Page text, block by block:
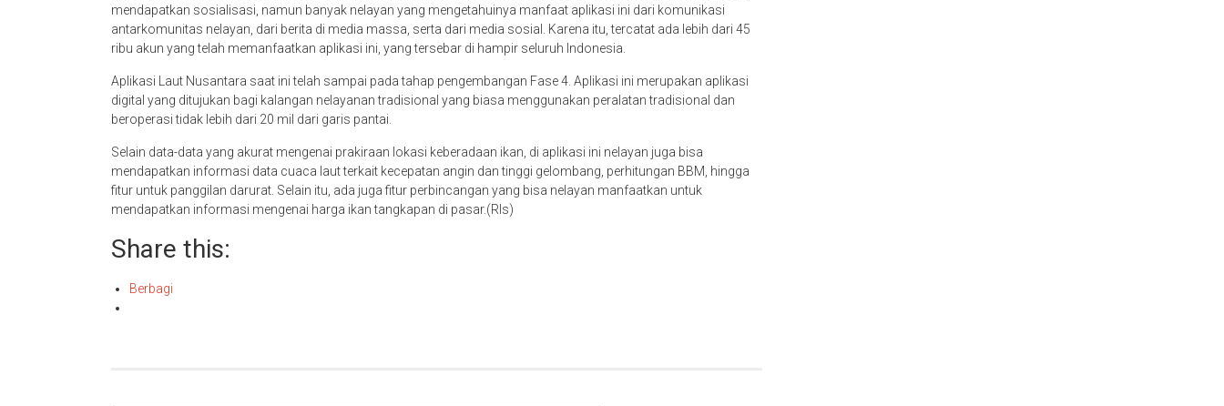
mendapatkan sosialisasi, namun banyak nelayan yang mengetahuinya manfaat aplikasi ini dari komunikasi
antarkomunitas nelayan, dari berita di media massa, serta dari media sosial. Karena itu, tercatat ada lebih dari 45
ribu akun yang telah memanfaatkan aplikasi ini, yang tersebar di hampir seluruh Indonesia.
Aplikasi Laut Nusantara saat ini telah sampai pada tahap pengembangan Fase 4. Aplikasi ini merupakan aplikasi
digital yang ditujukan bagi kalangan nelayanan tradisional yang biasa menggunakan peralatan tradisional dan
beroperasi tidak lebih dari 20 mil dari garis pantai.
Selain data-data yang akurat mengenai prakiraan lokasi keberadaan ikan, di aplikasi ini nelayan juga bisa
mendapatkan informasi data cuaca laut terkait kecepatan angin dan tinggi gelombang, perhitungan BBM, hingga
fitur untuk panggilan darurat. Selain itu, ada juga fitur perbincangan yang bisa nelayan manfaatkan untuk
mendapatkan informasi mengenai harga ikan tangkapan di pasar.(Rls)
Share this:
Berbagi